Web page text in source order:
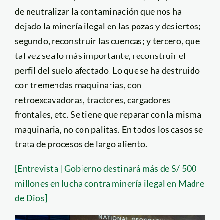
de neutralizar la contaminación que nos ha
dejado la minería ilegal en las pozas y desiertos;
segundo, reconstruir las cuencas; y tercero, que
tal vez sea lo más importante, reconstruir el
perfil del suelo afectado. Lo que se ha destruido
con tremendas maquinarias, con
retroexcavadoras, tractores, cargadores
frontales, etc. Se tiene que reparar con la misma
maquinaria, no con palitas. En todos los casos se
trata de procesos de largo aliento.
[Entrevista | Gobierno destinará más de S/ 500
millones en lucha contra minería ilegal en Madre
de Dios]